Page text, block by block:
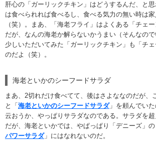
肝心の「ガーリックチキン」はどうするんだ、と
は食べられれば食べるし、食べる気力の無い時は
（笑）。まあ、「海老フライ」はよくある「チェ
だが、なんの海老か解らないかうまい（そんなの
少しいただいてみた「ガーリックチキン」も「チ
のだよ（笑）。
海老といかのシーフードサラダ
まあ、2切れだけ食べてて、後はさよななのだが、
と「 海老といかのシーフードサラダ」を頼んでい
云おうか、やっぱりサラダなのである。サラダを
だが、海老といかでは、やぱっぱり「デニーズ」の
パワーサラダ」にはなれないのだ。